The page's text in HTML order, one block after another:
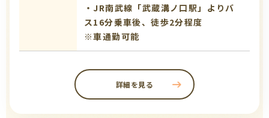
・JR南武線「武蔵溝ノ口駅」よりバ
ス16分乗車後、徒歩2分程度
※車通勤可能
詳細を見る